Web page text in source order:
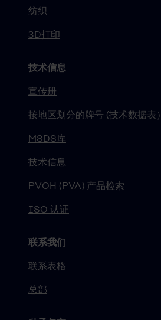
纺织
3D打印
技术信息
宣传册
按地区划分的牌号 (技术数据表）
MSDS库
技术信息
PVOH (PVA) 产品检索
ISO 认证
联系我们
联系表格
总部